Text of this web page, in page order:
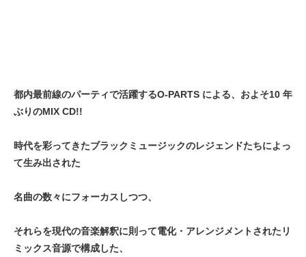
都内最前線のパーティで活躍するO-PARTS による、およそ10 年
ぶりのMIX CD!!
時代を彩ってきたブラックミュージックのレジェンドたちによっ
て生み出された
名曲の数々にフォーカスしつつ、
それらを現代の音楽解釈に則って電化・アレンジメントされたリ
ミックス音源で構成した、